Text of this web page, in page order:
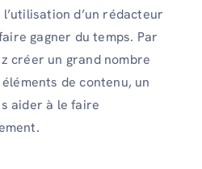
d’un rédacteur
gagner du temps. Par
créer un grand nombre
de contenu, un
aider à le faire